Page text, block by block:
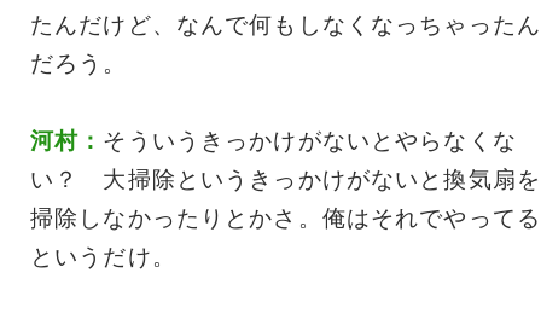
たんだけど、なんで何もしなくなっちゃったん
だろう。
河村： そういうきっかけがないとやらなくな
い？ 大掃除というきっかけがないと換気扇を
掃除しなかったりとかさ。俺はそれでやってる
というだけ。